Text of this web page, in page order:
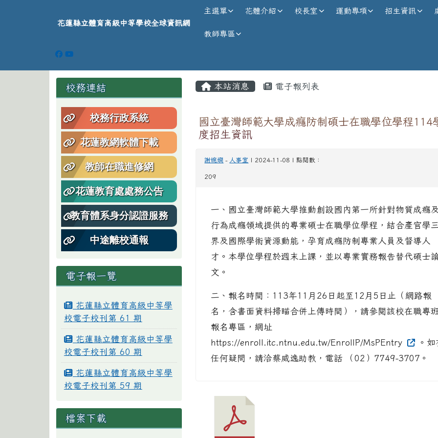
花蓮縣立體育高級中等學校全球資訊網
花蓮縣立體育高級中等學校全球資訊網
主選單 花體介紹 校長室 運動專項 招生資訊
教師專區
左邊區域內容
校務連結
校務行政系統
花蓮教網軟體下載
教師在職進修網
花蓮教育處處務公告
教育體系身分認證服務
中途離校通報
電子報一覽
花蓮縣立體育高級中等學
校電子校刊第 61 期
花蓮縣立體育高級中等學
校電子校刊第 60 期
花蓮縣立體育高級中等學
校電子校刊第 59 期
檔案下載
主內容區域
本站消息 電子報列表
國立臺灣師範大學成癮防制碩士在職學位學程114
度招生資訊
謝婉嫻 - 人事室 | 2024-11-08 | 點閱數：
209
一、國立臺灣師範大學推動創設國內第一所針對物質成癮及
行為成癮領域提供的專業碩士在職學位學程，結合產官學三
界及國際學術資源動能，孕育成癮防制專業人員及督導人
才。本學位學程於週末上課，並以專業實務報告替代碩士
文。
二、報名時間：113年11月26日起至12月5日止（網路報
名，含書面資料掃瞄合併上傳時間），請參閱該校在職專班
報名專區，網址
https://enroll.itc.ntnu.edu.tw/EnrollP/MsPEntry
。如
任何疑問，請洽蔡威逸助教，電話 （02）7749-3707。
頁尾區域